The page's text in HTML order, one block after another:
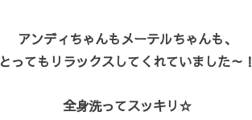
アンディちゃんもメーテルちゃんも、
とってもリラックスしてくれていました～！
全身洗ってスッキリ☆